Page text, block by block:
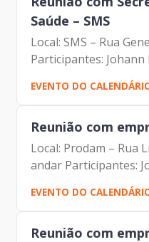
Saúde – SMS
Local: SMS – Rua
Participantes:
Celso de Paula
Aparecido dos Santos
EVENTO DO
Reunião com
Local: Prodam – Rua
andar Participantes:
Prodam Marcos
Gonçalves Pimentel –
EVENTO DO
Reunião com